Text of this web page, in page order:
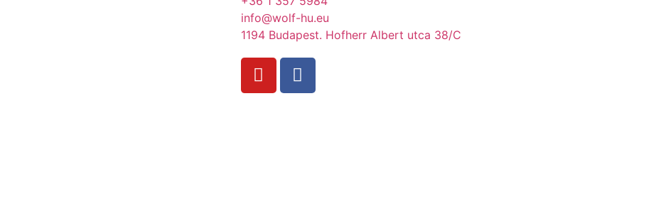
info@wolf-hu.eu
1194 Budapest. Hofherr Albert utca 38/C